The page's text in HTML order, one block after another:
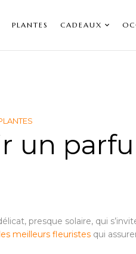
PLANTES CADEAUX
un
presque solaire, qui
les meilleurs fleuristes qui